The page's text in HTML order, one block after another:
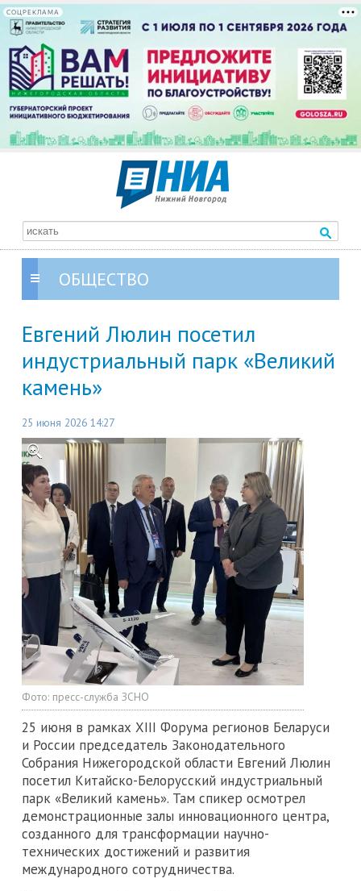
СОЦРЕКЛАМА
ОБЩЕСТВО
Евгений Люлин посетил
индустриальный парк «Великий
камень»
25 июня 2026 14:27
Фото: пресс-служба ЗСНО
25 июня в рамках XIII Форума регионов Беларуси
и России председатель Законодательного
Собрания Нижегородской области Евгений Люлин
посетил Китайско-Белорусский индустриальный
парк «Великий камень». Там спикер осмотрел
демонстрационные залы инновационного центра,
созданного для трансформации научно-
технических достижений и развития
международного сотрудничества.